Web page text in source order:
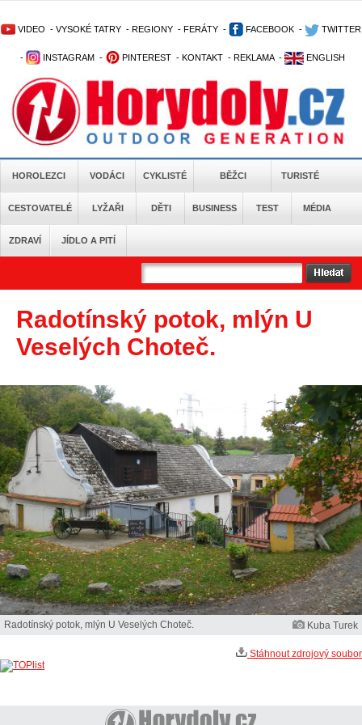
VIDEO - VYSOKÉ TATRY - REGIONY - FERÁTY - FACEBOOK - TWITTER
- INSTAGRAM - PINTEREST - KONTAKT - REKLAMA - ENGLISH
HOROLEZCI VODÁCI CYKLISTÉ BĚŽCI TURISTÉ
CESTOVATELÉ LYŽAŘI DĚTI BUSINESS TEST MÉDIA
ZDRAVÍ JÍDLO A PITÍ
Radotínský potok, mlýn U
Veselých Choteč.
Radotínský potok, mlýn U Veselých Choteč. Kuba Turek
Stáhnout zdrojový soubor